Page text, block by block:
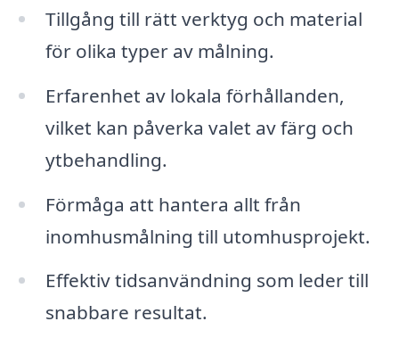
Tillgång till rätt verktyg och material
för olika typer av målning.
Erfarenhet av lokala förhållanden,
vilket kan påverka valet av färg och
ytbehandling.
Förmåga att hantera allt från
inomhusmålning till utomhusprojekt.
Effektiv tidsanvändning som leder till
snabbare resultat.